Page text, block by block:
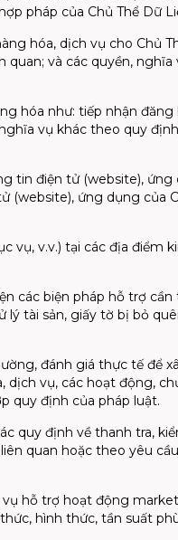
pháp của Chủ Thể Dữ
hóa, dịch vụ cho Chủ
quan; và các quyền,
hóa như: tiếp nhận
vụ khác theo quy
tin điện tử (website), ứng
(website), ứng dụng của
vụ, v.v.) tại các địa điểm
các biện pháp hỗ trợ
lý tài sản, giấy tờ bị bỏ
đánh giá thực tế để
dịch vụ, các hoạt động,
quy định của pháp luật.
quy định về thanh tra,
quan hoặc theo yêu
hỗ trợ hoạt động
hình thức, tần suất